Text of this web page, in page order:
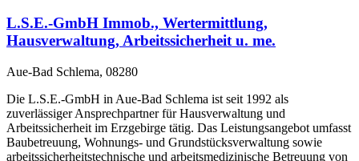
L.S.E.-GmbH Immob., Wertermittlung,
Hausverwaltung, Arbeitssicherheit u. me.
Aue-Bad Schlema, 08280
Die L.S.E.-GmbH in Aue-Bad Schlema ist seit 1992 als
zuverlässiger Ansprechpartner für Hausverwaltung und
Arbeitssicherheit im Erzgebirge tätig. Das Leistungsangebot umfasst
Baubetreuung, Wohnungs- und Grundstücksverwaltung sowie
arbeitssicherheitstechnische und arbeitsmedizinische Betreuung von